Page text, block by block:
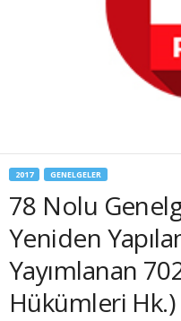
2017 GENELGELER
78 Nolu
Yeniden
Yayımlanan
Hükümleri Hk.)